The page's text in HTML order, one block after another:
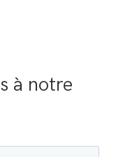
à notre